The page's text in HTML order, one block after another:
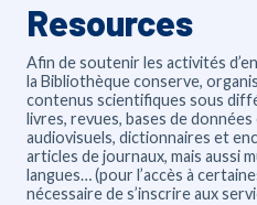
Resources
Afin de soutenir les activités
la Bibliothèque conserve,
contenus scientifiques sous
livres, revues, bases de
audiovisuels, dictionnaires et
articles de journaux, mais aussi
langues… (pour l’accès à
nécessaire de s’inscrire aux